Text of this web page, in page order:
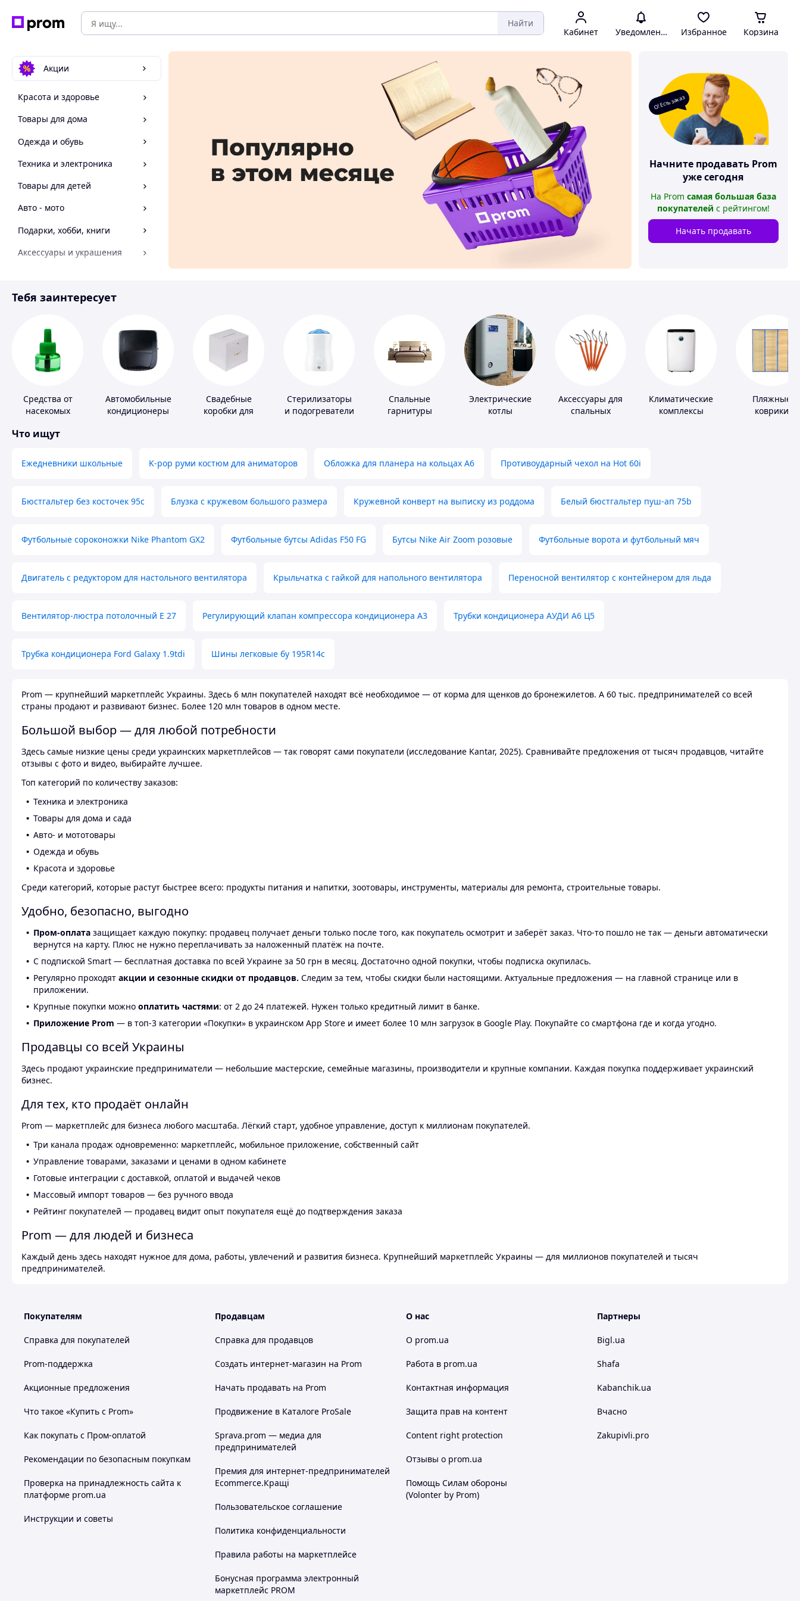
Найти
Кабинет Уведомления Избранное Корзина
Акции
Красота и здоровье
Товары для дома
Одежда и обувь
Техника и электроника
Товары для детей
Авто - мото
Подарки, хобби, книги
Аксессуары и украшения
Спорт и отдых
О! Есть заказ
Начните продавать Prom
уже сегодня
На Prom самая большая база
покупателей с рейтингом!
Начать продавать
Тебя заинтересует
Средства от
насекомых
Автомобильные
кондиционеры
Свадебные
коробки для
Стерилизаторы
и подогреватели
Спальные
гарнитуры
Электрические
котлы
Аксессуары для
спальных
Климатические
комплексы
Пляжные
коврики
Что ищут
Ежедневники школьные K-pop руми костюм для аниматоров Обложка для планера на кольцах А6 Противоударный чехол на Hot 60i
Бюстгальтер без косточек 95с Блузка с кружевом большого размера Кружевной конверт на выписку из роддома Белый бюстгальтер пуш-ап 75b
Футбольные сороконожки Nike Phantom GX2 Футбольные бутсы Adidas F50 FG Бутсы Nike Air Zoom розовые Футбольные ворота и футбольный мяч
Двигатель с редуктором для настольного вентилятора Крыльчатка с гайкой для напольного вентилятора Переносной вентилятор с контейнером для льда
Вентилятор-люстра потолочный E 27 Регулирующий клапан компрессора кондиционера А3 Трубки кондиционера АУДИ А6 Ц5
Трубка кондиционера Ford Galaxy 1.9tdi Шины легковые бу 195R14c
Prom — крупнейший маркетплейс Украины. Здесь 6 млн покупателей находят всё необходимое — от корма для щенков до бронежилетов. А 60 тыс. предпринимателей со всей
страны продают и развивают бизнес. Более 120 млн товаров в одном месте.
Большой выбор — для любой потребности
Здесь самые низкие цены среди украинских маркетплейсов — так говорят сами покупатели (исследование Kantar, 2025). Сравнивайте предложения от тысяч продавцов, читайте
отзывы с фото и видео, выбирайте лучшее.
Топ категорий по количеству заказов:
Техника и электроника
Товары для дома и сада
Авто- и мототовары
Одежда и обувь
Красота и здоровье
Среди категорий, которые растут быстрее всего: продукты питания и напитки, зоотовары, инструменты, материалы для ремонта, строительные товары.
Удобно, безопасно, выгодно
Пром-оплата защищает каждую покупку: продавец получает деньги только после того, как покупатель осмотрит и заберёт заказ. Что-то пошло не так — деньги автоматически
вернутся на карту. Плюс не нужно переплачивать за наложенный платёж на почте.
С подпиской Smart — бесплатная доставка по всей Украине за 50 грн в месяц. Достаточно одной покупки, чтобы подписка окупилась.
Регулярно проходят акции и сезонные скидки от продавцов. Следим за тем, чтобы скидки были настоящими. Актуальные предложения — на главной странице или в
приложении.
Крупные покупки можно оплатить частями: от 2 до 24 платежей. Нужен только кредитный лимит в банке.
Приложение Prom — в топ-3 категории «Покупки» в украинском App Store и имеет более 10 млн загрузок в Google Play. Покупайте со смартфона где и когда угодно.
Продавцы со всей Украины
Здесь продают украинские предприниматели — небольшие мастерские, семейные магазины, производители и крупные компании. Каждая покупка поддерживает украинский
бизнес.
Для тех, кто продаёт онлайн
Prom — маркетплейс для бизнеса любого масштаба. Лёгкий старт, удобное управление, доступ к миллионам покупателей.
Три канала продаж одновременно: маркетплейс, мобильное приложение, собственный сайт
Управление товарами, заказами и ценами в одном кабинете
Готовые интеграции с доставкой, оплатой и выдачей чеков
Массовый импорт товаров — без ручного ввода
Рейтинг покупателей — продавец видит опыт покупателя ещё до подтверждения заказа
Prom — для людей и бизнеса
Каждый день здесь находят нужное для дома, работы, увлечений и развития бизнеса. Крупнейший маркетплейс Украины — для миллионов покупателей и тысяч
предпринимателей.
Покупателям
Справка для покупателей
Prom-поддержка
Акционные предложения
Что такое «Купить с Prom»
Как покупать с Пром-оплатой
Рекомендации по безопасным покупкам
Проверка на принадлежность сайта к
платформе prom.ua
Инструкции и советы
Продавцам
Справка для продавцов
Создать интернет-магазин на Prom
Начать продавать на Prom
Продвижение в Каталоге ProSale
Sprava.prom — медиа для
предпринимателей
Премия для интернет-предпринимателей
Ecommerce.Кращі
Пользовательское соглашение
Политика конфиденциальности
Правила работы на маркетплейсе
Бонусная программа электронный
маркетплейс PROM
О нас
О prom.ua
Работа в prom.ua
Контактная информация
Защита прав на контент
Content right protection
Отзывы о prom.ua
Помощь Силам обороны
(Volonter by Prom)
Партнеры
Bigl.ua
Shafa
Kabanchik.ua
Вчасно
Zakupivli.pro